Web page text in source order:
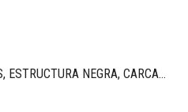
SILLA MOD. WHASS, BRAZOS, ESTRUCTURA NEGRA, CARCASA NEGRA